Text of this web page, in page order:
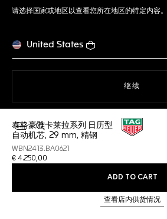
请选择国家或地区以查看您所在地区的特定内容。
United States
继续
打开搜索
泰格豪雅卡莱拉系列 日历型
自动机芯, 29 mm, 精钢
WBN2413.BA0621
€ 4.250,00
ADD TO CART
查看店内供货情况